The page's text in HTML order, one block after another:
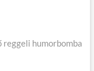
reggeli humorbomba